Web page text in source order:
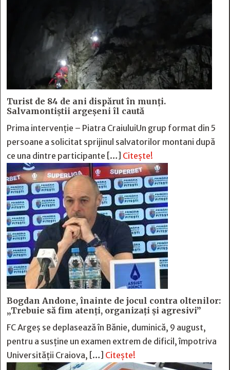
Turist de 84 de ani dispărut în munți.
Salvamontiștii argeșeni îl caută
Prima intervenție – Piatra CraiuluiUn grup format din 5
persoane a solicitat sprijinul salvatorilor montani după
ce una dintre participante […] Citește!
Bogdan Andone, înainte de jocul contra oltenilor:
„Trebuie să fim atenți, organizați și agresivi”
FC Argeș se deplasează în Bănie, duminică, 9 august,
pentru a susține un examen extrem de dificil, împotriva
Universității Craiova, […] Citește!